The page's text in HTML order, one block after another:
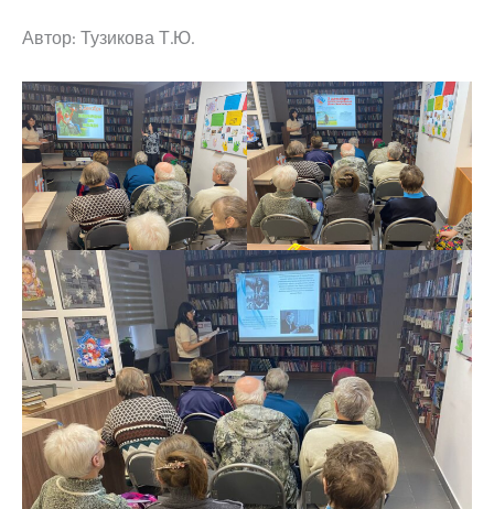
Автор: Тузикова Т.Ю.